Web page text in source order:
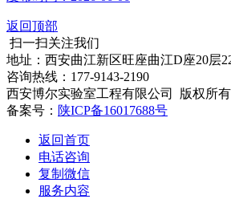
返回顶部
扫一扫关注我们
地址：西安曲江新区旺座曲江D座20层
咨询热线：177-9143-2190
西安博尔实验室工程有限公司 版权所有
备案号： 陕ICP备16017688号
返回首页
电话咨询
复制微信
服务内容